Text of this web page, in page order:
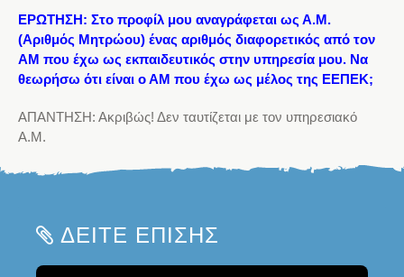
ΕΡΩΤΗΣΗ: Στο προφίλ μου αναγράφεται ως Α.Μ.
(Αριθμός Μητρώου) ένας αριθμός διαφορετικός από τον
ΑΜ που έχω ως εκπαιδευτικός στην υπηρεσία μου. Να
θεωρήσω ότι είναι ο ΑΜ που έχω ως μέλος της ΕΕΠΕΚ;
ΑΠΑΝΤΗΣΗ: Ακριβώς! Δεν ταυτίζεται με τον υπηρεσιακό
Α.Μ.
ΔΕΙΤΕ ΕΠΙΣΗΣ